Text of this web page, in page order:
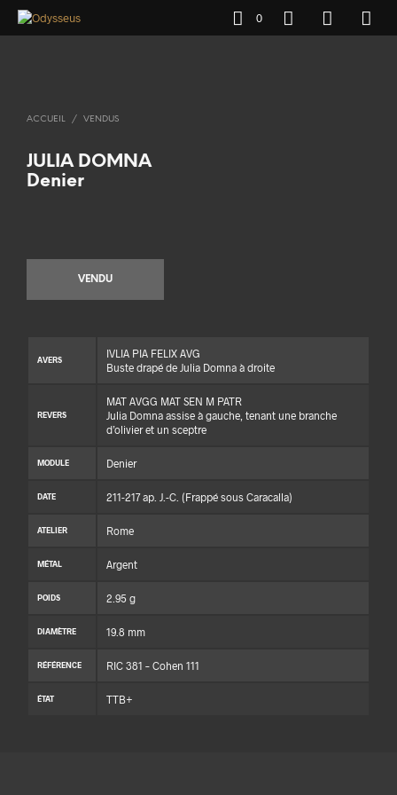
0
ACCUEIL / VENDUS
JULIA DOMNA
Denier
VENDU
AVERS
IVLIA PIA FELIX AVG
Buste drapé de Julia Domna à droite
REVERS
MAT AVGG MAT SEN M PATR
Julia Domna assise à gauche, tenant une branche
d’olivier et un sceptre
MODULE Denier
DATE 211-217 ap. J.-C. (Frappé sous Caracalla)
ATELIER Rome
MÉTAL Argent
POIDS 2.95 g
DIAMÈTRE 19.8 mm
RÉFÉRENCE RIC 381 – Cohen 111
ÉTAT TTB+